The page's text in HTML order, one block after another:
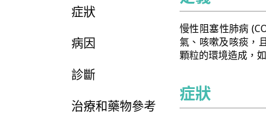
症狀
病因
診斷
治療和藥物參考
慢性阻塞性肺病
氣、咳嗽及咳痰，
顆粒的環境造成，
症狀